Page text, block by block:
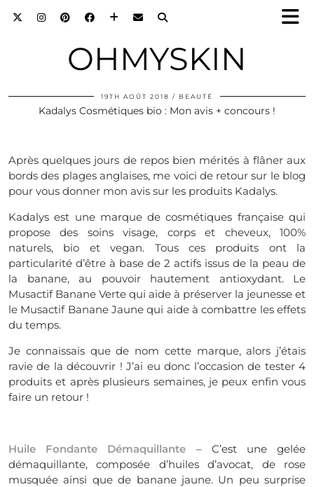
OHMYSKIN
19TH AOÛT 2018 BEAUTÉ
Kadalys Cosmétiques bio : Mon avis + concours !
Après quelques jours de repos bien mérités à flâner aux
bords des plages anglaises, me voici de retour sur le blog
pour vous donner mon avis sur les produits Kadalys.
Kadalys est une marque de cosmétiques française qui
propose des soins visage, corps et cheveux, 100%
naturels, bio et vegan. Tous ces produits ont la
particularité d’être à base de 2 actifs issus de la peau de
la banane, au pouvoir hautement antioxydant. Le
Musactif Banane Verte qui aide à préserver la jeunesse et
le Musactif Banane Jaune qui aide à combattre les effets
du temps.
Je connaissais que de nom cette marque, alors j’étais
ravie de la découvrir ! J’ai eu donc l’occasion de tester 4
produits et après plusieurs semaines, je peux enfin vous
faire un retour !
Huile Fondante Démaquillante – C’est une gelée
démaquillante, composée d’huiles d’avocat, de rose
musquée ainsi que de banane jaune. Un peu surprise